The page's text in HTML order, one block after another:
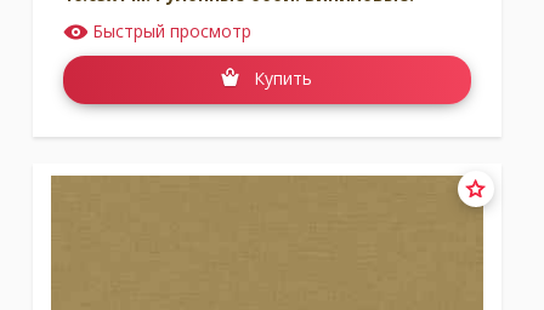
Быстрый просмотр
Купить